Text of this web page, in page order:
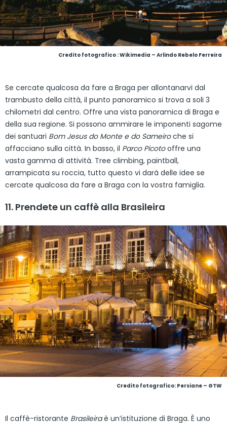
Credito fotografico : Wikimedia – Arlindo Rebelo Ferreira
Se cercate qualcosa da fare a Braga per allontanarvi dal
trambusto della città, il punto panoramico si trova a soli 3
chilometri dal centro. Offre una vista panoramica di Braga e
della sua regione. Si possono ammirare le imponenti sagome
dei santuari Bom Jesus do Monte e do Sameiroche si
affacciano sulla città. In basso, il Parco Picotooffre una
vasta gamma di attività. Tree climbing, paintball,
arrampicata su roccia, tutto questo vi darà delle idee se
cercate qualcosa da fare a Braga con la vostra famiglia.
11. Prendete un caffè alla Brasileira
Credito fotografico: Persiane – GTW
Il caffè-ristorante Brasileiraè un’istituzione di Braga. È uno